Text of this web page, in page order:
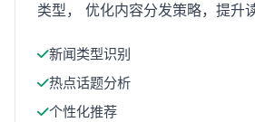
类型， 优化内容分发策略，提升
新闻类型识别
热点话题分析
个性化推荐